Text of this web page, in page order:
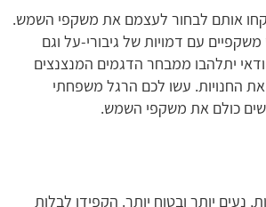
קחו אותם לבחור לעצמם את משקפי השמש.
עם דמויות של גיבורי-על וגם
יתלהבו ממבחר הדגמים המנצנצים
החנויות. עשו לכם הרגל משפחתי
כולם את משקפי השמש.
נעים יותר ובטוח יותר. הקפידו לבלות